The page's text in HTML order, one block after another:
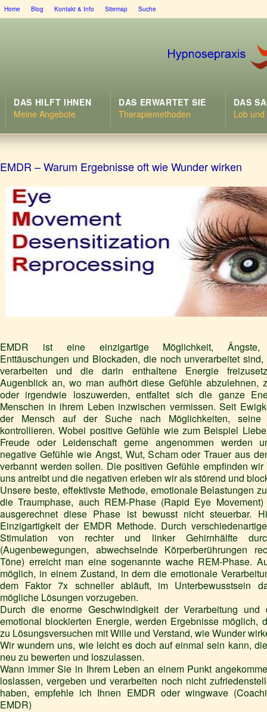
Home Blog Kontakt & Info Sitemap Suche
DAS HILFT IHNEN
Meine Angebote
DAS ERWARTET SIE
Therapiemethoden
DAS
Lob und
EMDR – Warum Ergebnisse oft wie Wunder wirken
EMDR ist eine einzigartige Möglichkeit, Ängste,
Enttäuschungen und Blockaden, die noch unverarbeitet
verarbeiten und die darin enthaltene Energie
Augenblick an, wo man aufhört diese Gefühle abzulehnen,
oder irgendwie loszuwerden, entfaltet sich die ganze
Menschen in ihrem Leben inzwischen vermissen.Seit
der Mensch auf der Suche nach Möglichkeiten, seine
kontrollieren. Wobei positive Gefühle wie zum Beispiel
Freude oder Leidenschaft gerne angenommen werden
negative Gefühle wie Angst, Wut, Scham oder Trauer aus
verbannt werden sollen. Die positiven Gefühle empfinden
uns antreibt und die negativen erleben wir als störend und
Unsere beste, effektivste Methode, emotionale Belastungen
die Traumphase, auch REM-Phase (Rapid Eye
ausgerechnet diese Phase ist bewusst nicht steuerbar.
Einzigartigkeit der EMDR Methode. Durch
Stimulation von rechter und linker Gehirnhälfte
(Augenbewegungen, abwechselnde Körperberührungen
Töne) erreicht man eine sogenannte wache REM-Phase.
möglich, in einem Zustand, in dem die emotionale
dem Faktor 7x schneller abläuft, im Unterbewusstsein
mögliche Lösungen vorzugeben.
Durch die enorme Geschwindigkeit der Verarbeitung
emotional blockierten Energie, werden Ergebnisse möglich,
zu Lösungsversuchen mit Wille und Verstand, wie Wunder
Wir wundern uns, wie leicht es doch auf einmal sein kann,
neu zu bewerten und loszulassen.
Wann immer Sie in Ihrem Leben an einem Punkt
loslassen, vergeben und verarbeiten noch nicht
haben, empfehle ich Ihnen EMDR oder wingwave
EMDR)